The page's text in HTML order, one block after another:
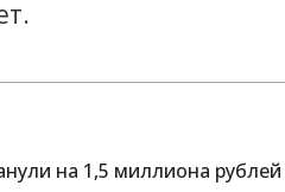
на 1,5 миллиона рублей